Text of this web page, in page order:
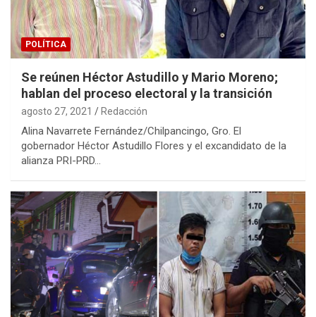
POLÍTICA
Se reúnen Héctor Astudillo y Mario Moreno;
hablan del proceso electoral y la transición
agosto 27, 2021 Redacción
Alina Navarrete Fernández/Chilpancingo, Gro. El
gobernador Héctor Astudillo Flores y el excandidato de la
alianza PRI-PRD…